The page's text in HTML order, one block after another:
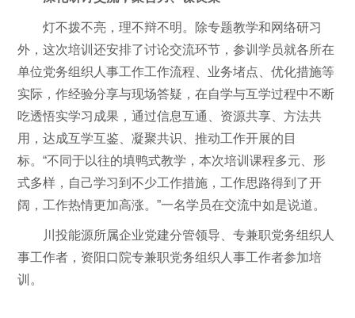
灯不拨不亮，理不辩不明。除专题教学和网络研习
外，这次培训还安排了讨论交流环节，参训学员就各所在
单位党务组织人事工作工作流程、业务堵点、优化措施等
实际，作经验分享与现场答疑，在自学与互学过程中不断
吃透悟实学习成果，通过信息互通、资源共享、方法共
用，达成互学互鉴、凝聚共识、推动工作开展的目
标。“不同于以往的填鸭式教学，本次培训课程多元、形
式多样，自己学习到不少工作措施，工作思路得到了开
阔，工作热情更加高涨。”一名学员在交流中如是说道。
川投能源所属企业党建分管领导、专兼职党务组织人
事工作者，资阳口院专兼职党务组织人事工作者参加培
训。